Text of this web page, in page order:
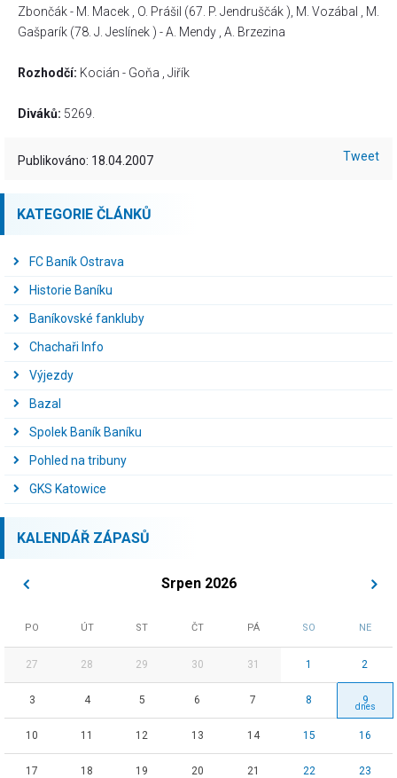
Zbončák - M. Macek , O. Prášil (67. P. Jendruščák ), M. Vozábal , M.
Gašparík (78. J. Jeslínek ) - A. Mendy , A. Brzezina
Rozhodčí: Kocián - Goňa , Jiřík
Diváků: 5269.
Publikováno: 18.04.2007 Tweet
KATEGORIE ČLÁNKŮ
FC Baník Ostrava
Historie Baníku
Baníkovské fankluby
Chachaři Info
Výjezdy
Bazal
Spolek Baník Baníku
Pohled na tribuny
GKS Katowice
KALENDÁŘ ZÁPASŮ
Srpen 2026
PO ÚT ST ČT PÁ SO NE
27 28 29 30 31 1 2
3 4 5 6 7 8 9
10 11 12 13 14 15 16
17 18 19 20 21 22 23